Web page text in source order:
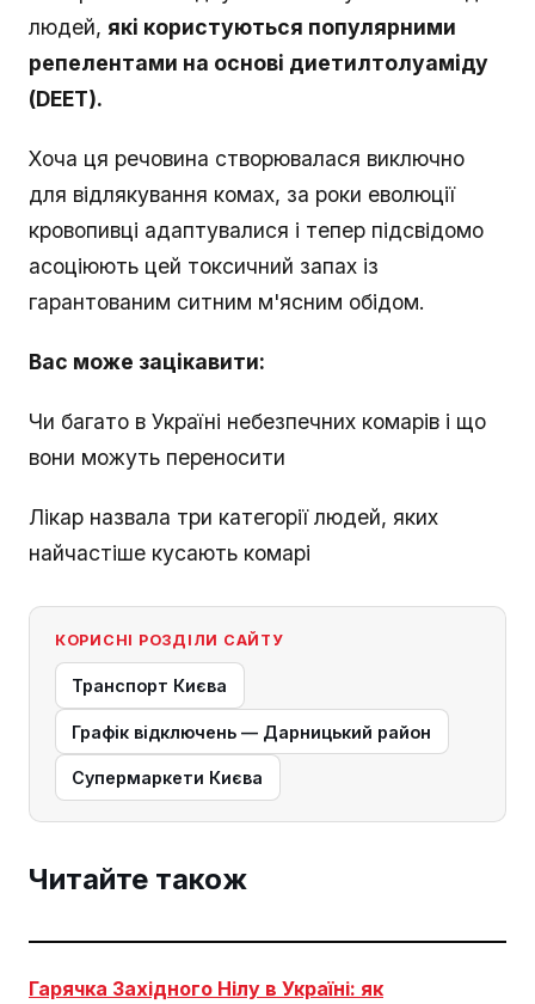
людей, які користуються популярними
репелентами на основі диетилтолуаміду
(DEET).
Хоча ця речовина створювалася виключно
для відлякування комах, за роки еволюції
кровопивці адаптувалися і тепер підсвідомо
асоціюють цей токсичний запах із
гарантованим ситним м'ясним обідом.
Вас може зацікавити:
Чи багато в Україні небезпечних комарів і що
вони можуть переносити
Лікар назвала три категорії людей, яких
найчастіше кусають комарі
КОРИСНІ РОЗДІЛИ САЙТУ
Транспорт Києва
Графік відключень — Дарницький район
Супермаркети Києва
Читайте також
Гарячка Західного Нілу в Україні: як